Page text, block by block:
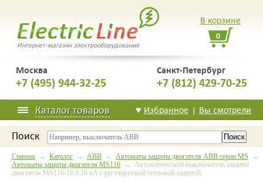
Интернет-магазин электрооборудования
Москва
+7 (495) 944-32-25
Санкт-Петербург
+7 (812) 429-70-25
В корзине
0
Каталог товаров ♥ Избранное | Вы смотрели
Поиск
Главная → Каталог → ABB → Автоматы защиты двигателя ABB серии MS →
Автоматы защиты двигателя MS116 → Автоматический выключатель защиты
двигателя MS116-16.0 16 кА с регулируемой тепловой защитой.